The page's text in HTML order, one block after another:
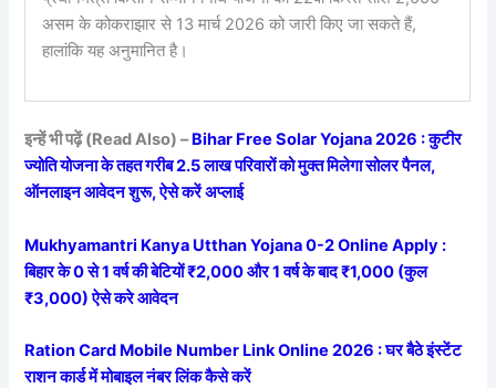
असम के कोकराझार से 13 मार्च 2026 को जारी किए जा सकते हैं,
हालांकि यह अनुमानित है।
इन्हें भी पढ़ें (Read Also) –Bihar Free Solar Yojana 2026 : कुटीर
ज्योति योजना के तहत गरीब 2.5 लाख परिवारों को मुक्त मिलेगा सोलर पैनल,
ऑनलाइन आवेदन शुरू, ऐसे करें अप्लाई
Mukhyamantri Kanya Utthan Yojana 0-2 Online Apply :
बिहार के 0 से 1 वर्ष की बेटियों ₹2,000 और 1 वर्ष के बाद ₹1,000 (कुल
₹3,000) ऐसे करे आवेदन
Ration Card Mobile Number Link Online 2026 : घर बैठे इंस्टेंट
राशन कार्ड में मोबाइल नंबर लिंक कैसे करें